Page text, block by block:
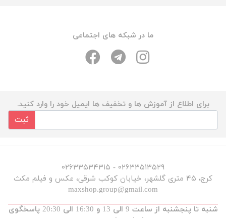
ما در شبکه های اجتماعی
برای اطلاع از آموزش ها و تخفیف ها ایمیل خود را وارد کنید.
ثبت
۰۲۶۳۳۵۱۳۵۲۹ - ۰۲۶۳۳۵۳۴۳۱۵
کرج، ۴۵ متری گلشهر، خیابان کوکب شرقی، عکس و فیلم مکث
maxshop.group@gmail.com
شنبه تا پنجشنبه از ساعت 9 الی 13 و 16:30 الی 20:30 پاسخگوی